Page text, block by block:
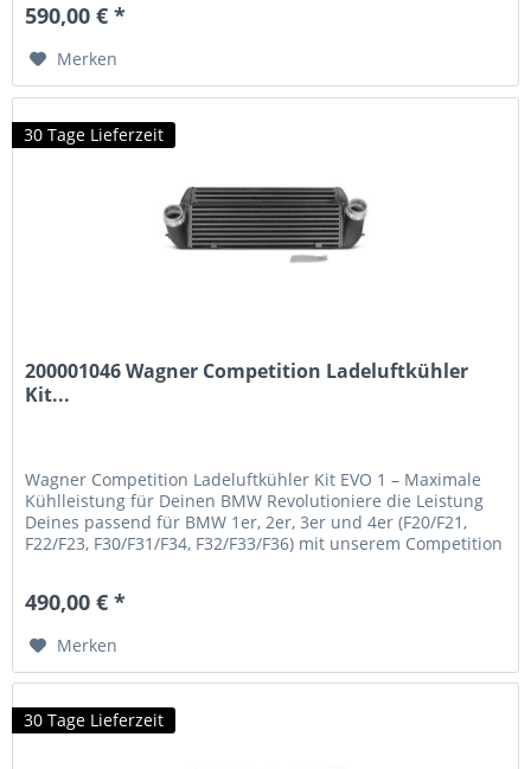
Installation. Kernvorteile des Wagner EVO 2 Ladeluftkühlers
590,00 € *
Merken
30 Tage Lieferzeit
200001046 Wagner Competition Ladeluftkühler
Kit...
Wagner Competition Ladeluftkühler Kit EVO 1 – Maximale
Kühlleistung für Deinen BMW Revolutioniere die Leistung
Deines passend für BMW 1er, 2er, 3er und 4er (F20/F21,
F22/F23, F30/F31/F34, F32/F33/F36) mit unserem Competition
Ladelufttemperatur zu senken und damit eine
490,00 € *
Merken
30 Tage Lieferzeit